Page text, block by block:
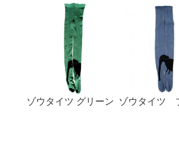
ゾウタイツ グリーン ゾウタイツ